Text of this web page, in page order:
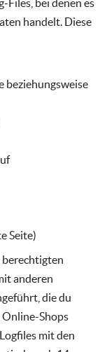
Files, bei denen es
handelt. Diese
beziehungsweise
Seite)
berechtigten
anderen
die du
Online-Shops
mit den